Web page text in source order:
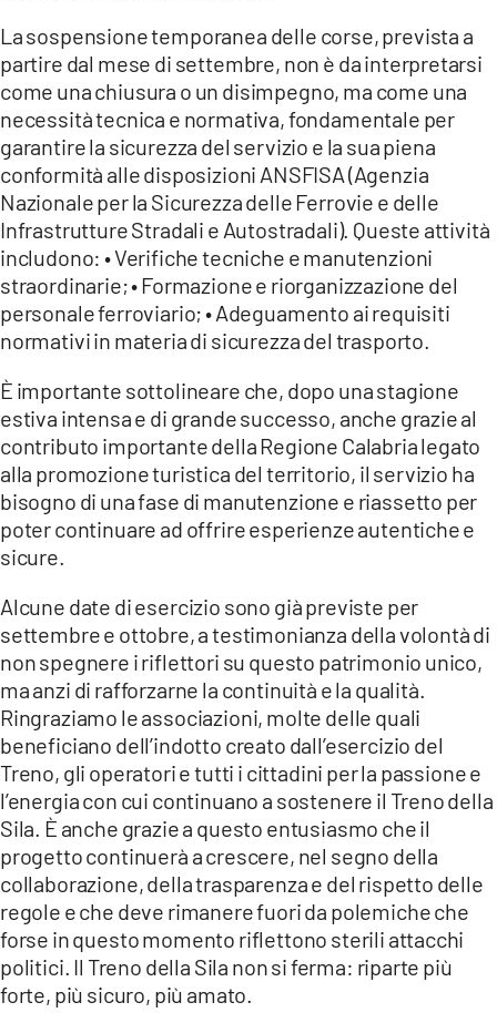
App
ANDROID
APPLE
La sospensione temporanea delle corse, prevista a
partire dal mese di settembre, non è da interpretarsi
come una chiusura o un disimpegno, ma come una
necessità tecnica e normativa, fondamentale per
garantire la sicurezza del servizio e la sua piena
conformità alle disposizioni ANSFISA (Agenzia
Nazionale per la Sicurezza delle Ferrovie e delle
Infrastrutture Stradali e Autostradali). Queste attività
includono: • Verifiche tecniche e manutenzioni
straordinarie; • Formazione e riorganizzazione del
personale ferroviario; • Adeguamento ai requisiti
normativi in materia di sicurezza del trasporto.
È importante sottolineare che, dopo una stagione
estiva intensa e di grande successo, anche grazie al
contributo importante della Regione Calabria legato
alla promozione turistica del territorio, il servizio ha
bisogno di una fase di manutenzione e riassetto per
poter continuare ad offrire esperienze autentiche e
sicure.
Alcune date di esercizio sono già previste per
settembre e ottobre, a testimonianza della volontà di
non spegnere i riflettori su questo patrimonio unico,
ma anzi di rafforzarne la continuità e la qualità.
Ringraziamo le associazioni, molte delle quali
beneficiano dell’indotto creato dall’esercizio del
Treno, gli operatori e tutti i cittadini per la passione e
l’energia con cui continuano a sostenere il Treno della
Sila. È anche grazie a questo entusiasmo che il
progetto continuerà a crescere, nel segno della
collaborazione, della trasparenza e del rispetto delle
regole e che deve rimanere fuori da polemiche che
forse in questo momento riflettono sterili attacchi
politici. Il Treno della Sila non si ferma: riparte più
forte, più sicuro, più amato.